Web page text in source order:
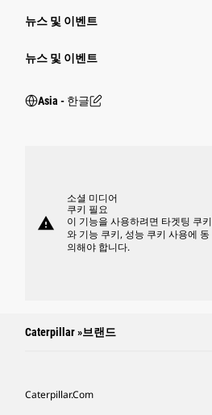
뉴스 및 이벤트
뉴스 및 이벤트
Asia - 한글
warning
소셜 미디어
쿠키 필요
이 기능을 사용하려면 타겟팅 쿠키
와 기능 쿠키, 성능 쿠키 사용에 동
의해야 합니다.
Caterpillar »브랜드
Caterpillar.com